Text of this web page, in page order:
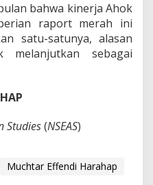
bahwa kinerja Ahok
raport merah ini
satu-satunya, alasan
sebagai
Studies(NSEAS)
Muchtar Effendi Harahap